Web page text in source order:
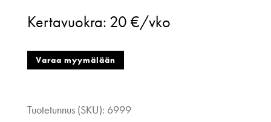
Helsinki,
musta
XL
Kertavuokra: 20 €/vko
Varaa myymälään
Tuotetunnus (SKU): 6999